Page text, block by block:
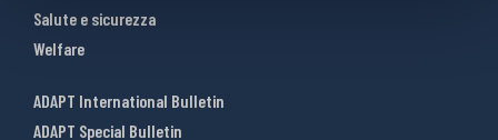
Salute e sicurezza
Welfare
ADAPT International Bulletin
ADAPT Special Bulletin